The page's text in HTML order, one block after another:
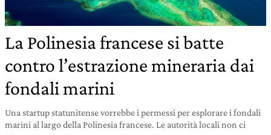
La Polinesia francese si batte
contro l’estrazione mineraria dai
fondali marini
Una startup statunitense vorrebbe i permessi per esplorare i fondali
marini al largo della Polinesia francese. Le autorità locali non ci